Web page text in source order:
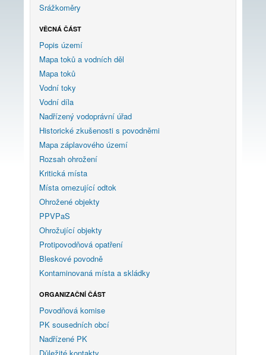
Srážkoměry
VĚCNÁ ČÁST
Popis území
Mapa toků a vodních děl
Mapa toků
Vodní toky
Vodní díla
Nadřízený vodoprávní úřad
Historické zkušenosti s povodněmi
Mapa záplavového území
Rozsah ohrožení
Kritická místa
Místa omezující odtok
Ohrožené objekty
PPVPaS
Ohrožující objekty
Protipovodňová opatření
Bleskové povodně
Kontaminovaná místa a skládky
ORGANIZAČNÍ ČÁST
Povodňová komise
PK sousedních obcí
Nadřízené PK